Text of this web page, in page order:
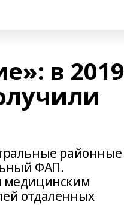
в 2019
районные
ФАП.
медицинским
отдаленных